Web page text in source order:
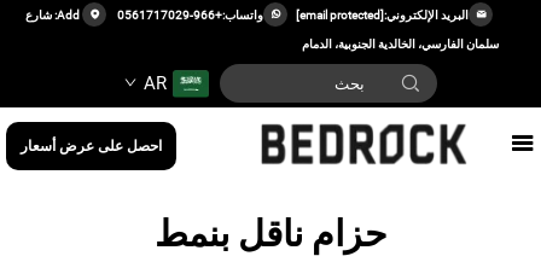
البريد الإلكتروني:[email protected] واتساب:+966-0561717029 Add: شارع
سلمان الفارسي، الخالدية الجنوبية، الدمام
AR
احصل على عرض أسعار
حزام ناقل بنمط